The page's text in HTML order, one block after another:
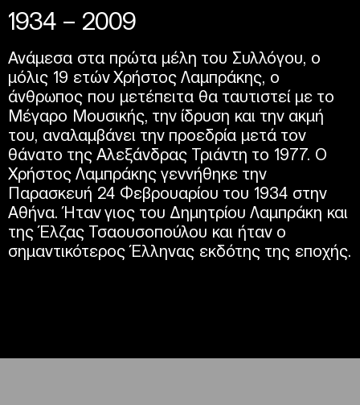
1934 – 2009
Ανάμεσα στα πρώτα μέλη του Συλλόγου, ο
μόλις 19 ετών Χρήστος Λαμπράκης, ο
άνθρωπος που μετέπειτα θα ταυτιστεί με το
Μέγαρο Μουσικής, την ίδρυση και την ακμή
του, αναλαμβάνει την προεδρία μετά τον
θάνατο της Αλεξάνδρας Τριάντη το 1977. Ο
Χρήστος Λαμπράκης γεννήθηκε την
Παρασκευή 24 Φεβρουαρίου του 1934 στην
Αθήνα. Ήταν γιος του Δημητρίου Λαμπράκη και
της Έλζας Τσαουσοπούλου και ήταν ο
σημαντικότερος Έλληνας εκδότης της εποχής.